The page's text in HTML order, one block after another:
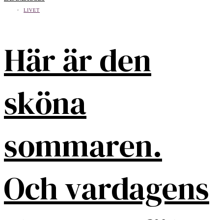
LIVET
Här är den
sköna
sommaren.
Och vardagens